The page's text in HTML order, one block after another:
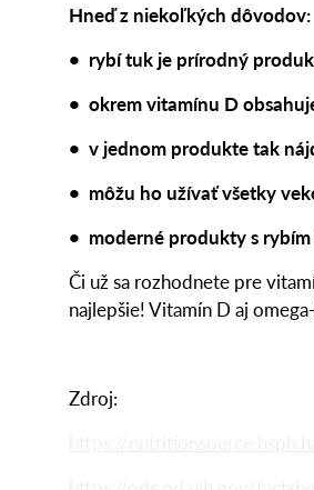
Hneď z niekoľkých dôvodov:
• rybí tuk je prírodný
• okrem vitamínu D
• v jednom produkte tak
• môžu ho užívať všetky
• moderné produkty s
Či už sa rozhodnete pre
najlepšie! Vitamín D aj
Zdroj: